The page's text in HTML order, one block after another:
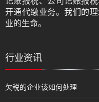
开通代缴业务。我们的
业的生命。
行业资讯
欠税的企业该如何处理